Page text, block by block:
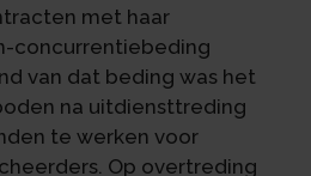
met haar
concurrentiebeding
van dat beding was het
na uitdiensttreding
te werken voor
Op overtreding